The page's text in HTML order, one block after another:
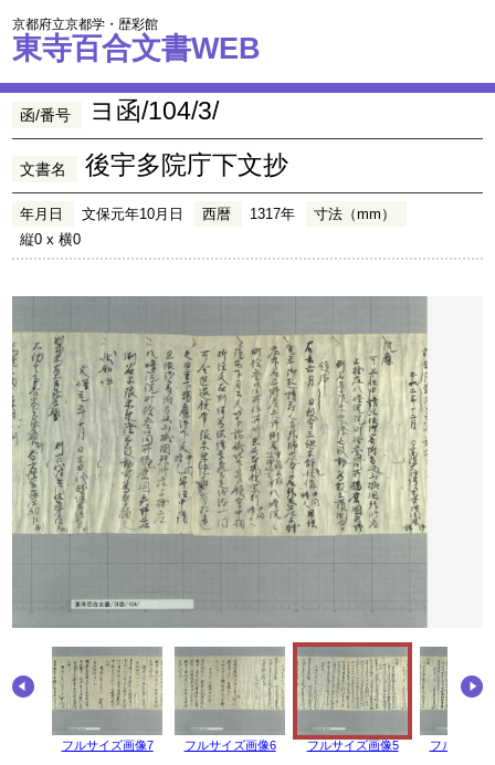
京都府立京都学・歴彩館
東寺百合文書WEB
函/番号 ヨ函/104/3/
文書名 後宇多院庁下文抄
年月日 文保元年10月日 西暦 1317年
寸法（mm）
縦0 x 横0
フルサイズ画像7 フルサイズ画像6 フルサイズ画像5 フルサイズ